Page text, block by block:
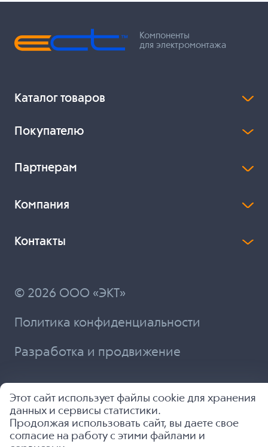
Компоненты
для электромонтажа
Каталог товаров
Покупателю
Партнерам
Компания
Контакты
© 2026 ООО «ЭКТ»
Политика конфиденциальности
Разработка и продвижение
Этот сайт использует файлы cookie для хранения
данных и сервисы статистики.
Продолжая использовать сайт, вы даете свое
согласие на работу с этими файлами и